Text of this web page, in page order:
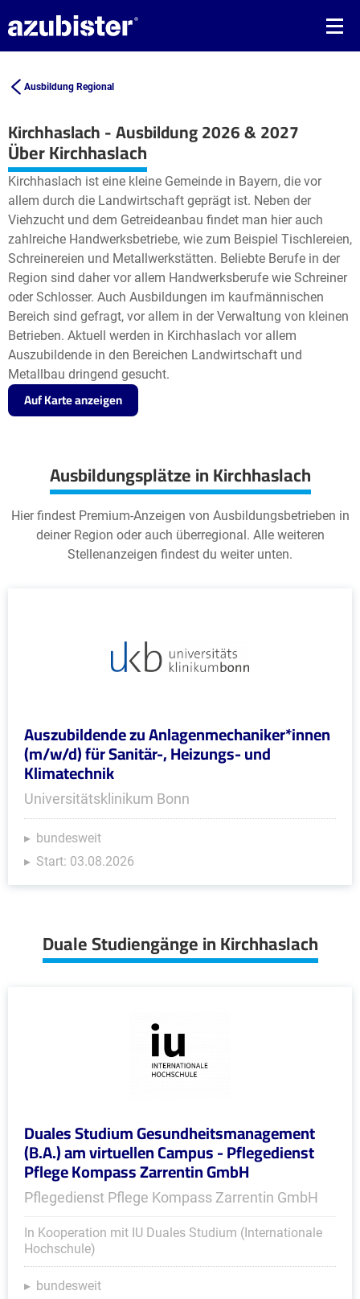
Ausbildung Regional
Kirchhaslach - Ausbildung 2026 & 2027
+
−
Leaflet| ©OpenStreetMap2
Über Kirchhaslach
Kirchhaslach ist eine kleine Gemeinde in Bayern, die vor
allem durch die Landwirtschaft geprägt ist. Neben der
Viehzucht und dem Getreideanbau findet man hier auch
zahlreiche Handwerksbetriebe, wie zum Beispiel Tischlereien,
Schreinereien und Metallwerkstätten. Beliebte Berufe in der
Region sind daher vor allem Handwerksberufe wie Schreiner
oder Schlosser. Auch Ausbildungen im kaufmännischen
Bereich sind gefragt, vor allem in der Verwaltung von kleinen
Betrieben. Aktuell werden in Kirchhaslach vor allem
Auszubildende in den Bereichen Landwirtschaft und
Metallbau dringend gesucht.
Auf Karte anzeigen
Ausbildungsplätze in Kirchhaslach
Hier findest Premium-Anzeigen von Ausbildungsbetrieben in
deiner Region oder auch überregional. Alle weiteren
Stellenanzeigen findest du weiter unten.
Auszubildende zu Anlagenmechaniker*innen
(m/w/d) für Sanitär-, Heizungs- und
Klimatechnik
Universitätsklinikum Bonn
bundesweit
Start: 03.08.2026
Duale Studiengänge in Kirchhaslach
Duales Studium Gesundheitsmanagement
(B.A.) am virtuellen Campus - Pflegedienst
Pflege Kompass Zarrentin GmbH
Pflegedienst Pflege Kompass Zarrentin GmbH
In Kooperation mit IU Duales Studium (Internationale
Hochschule)
bundesweit